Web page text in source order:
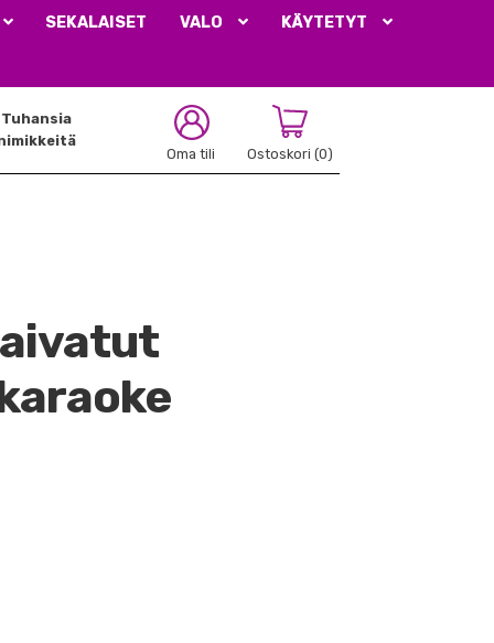
SEKALAISET VALO KÄYTETYT
Oma tili Ostoskori (0)
Tuhansia